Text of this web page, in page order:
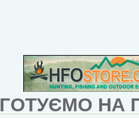
ГОТУЄМО НА